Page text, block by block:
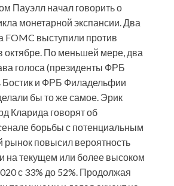
Пауэлл начал говорить о
монетарной экспансии. Два
FOMC выступили против
октябре. По меньшей мере, два
голоса (президенты ФРБ
и ФРБ Филадельфии
бы то же самое. Эрик
Кларида говорят об
борьбы с потенциальным
рынок повысил вероятность
на текущем или более высоком
с 33% до 52%. Продолжая